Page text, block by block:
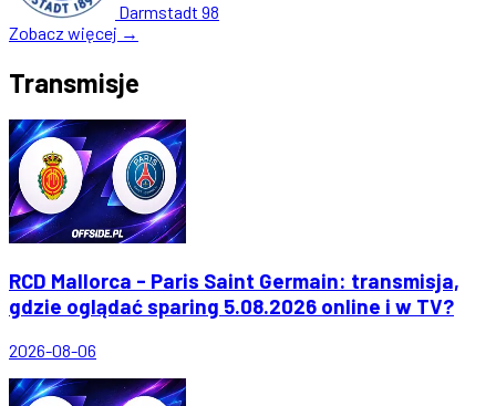
Darmstadt 98
Zobacz więcej →
Transmisje
RCD Mallorca - Paris Saint Germain: transmisja,
gdzie oglądać sparing 5.08.2026 online i w TV?
2026-08-06